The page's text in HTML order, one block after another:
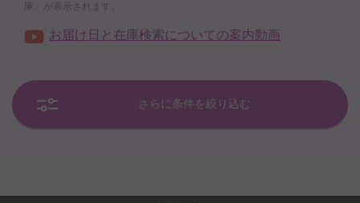
庫」が表示されます。
お届け日と在庫検索についての案内動画
さらに条件を絞り込む